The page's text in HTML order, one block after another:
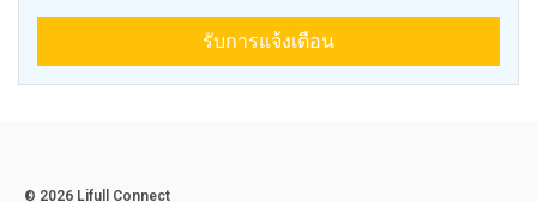
รับการแจ้งเตือน
© 2026 Lifull Connect